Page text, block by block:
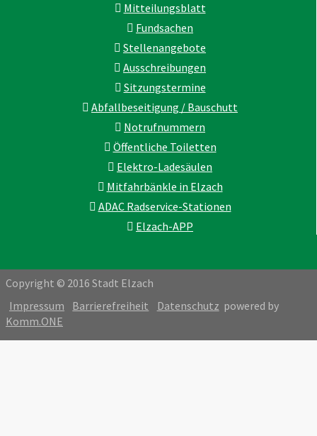
Mitteilungsblatt
Fundsachen
Stellenangebote
Ausschreibungen
Sitzungstermine
Abfallbeseitigung / Bauschutt
Notrufnummern
Öffentliche Toiletten
Elektro-Ladesäulen
Mitfahrbänkle in Elzach
ADAC Radservice-Stationen
Elzach-APP
Copyright © 2016 Stadt Elzach
Impressum
Barrierefreiheit Datenschutz powered by
Komm.ONE